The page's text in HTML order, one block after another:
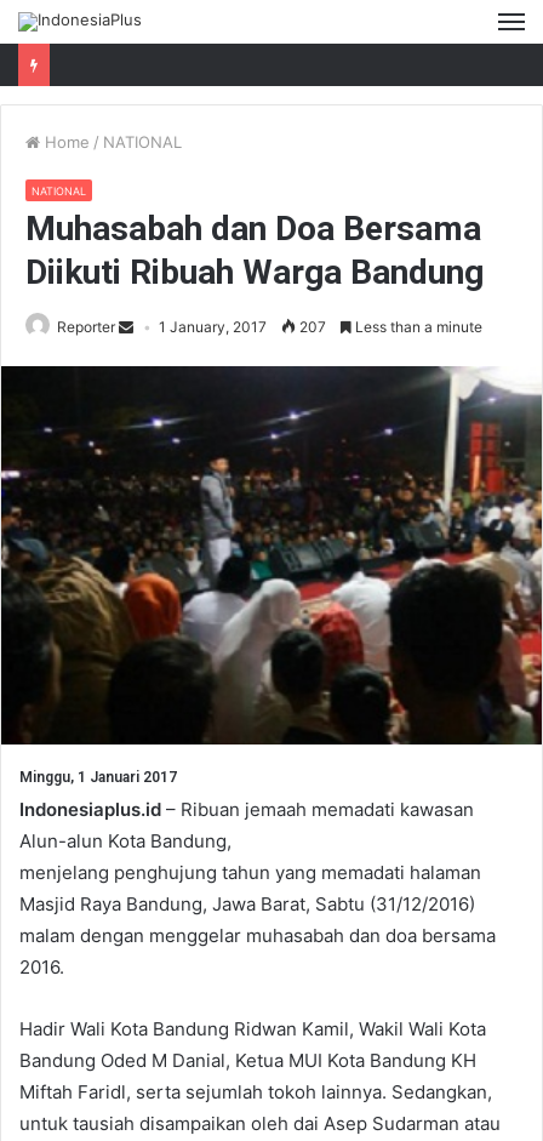
Home / NATIONAL
NATIONAL
Muhasabah dan Doa Bersama
Diikuti Ribuah Warga Bandung
Reporter 1 January, 2017 207 Less than a minute
Minggu, 1 Januari 2017
Indonesiaplus.id – Ribuan jemaah memadati kawasan
Alun-alun Kota Bandung,
menjelang penghujung tahun yang memadati halaman
Masjid Raya Bandung, Jawa Barat, Sabtu (31/12/2016)
malam dengan menggelar muhasabah dan doa bersama
2016.
Hadir Wali Kota Bandung Ridwan Kamil, Wakil Wali Kota
Bandung Oded M Danial, Ketua MUI Kota Bandung KH
Miftah Faridl, serta sejumlah tokoh lainnya. Sedangkan,
untuk tausiah disampaikan oleh dai Asep Sudarman atau